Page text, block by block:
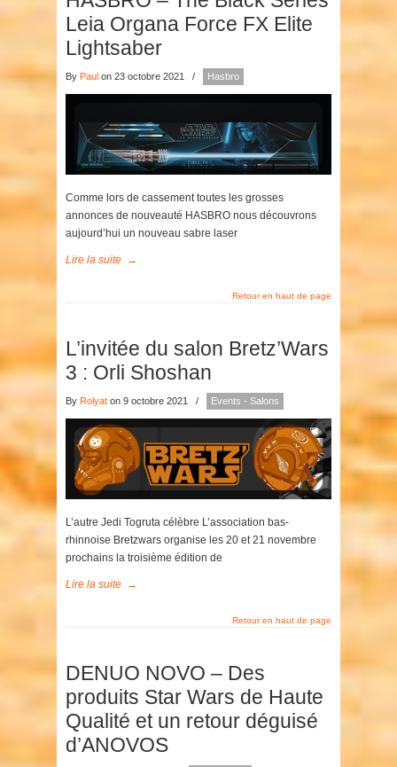
Leia Organa Force FX Elite
Lightsaber
By Paul on 23 octobre 2021 / Hasbro
Comme lors de cassement toutes les grosses
annonces de nouveauté HASBRO nous découvrons
aujourd’hui un nouveau sabre laser
Lire la suite →
Retour en haut de page
L’invitée du salon Bretz’Wars
3 : Orli Shoshan
By Rolyat on 9 octobre 2021 / Events - Salons
L’autre Jedi Togruta célèbre L’association bas-
rhinnoise Bretzwars organise les 20 et 21 novembre
prochains la troisième édition de
Lire la suite →
Retour en haut de page
DENUO NOVO – Des
produits Star Wars de Haute
Qualité et un retour déguisé
d’ANOVOS